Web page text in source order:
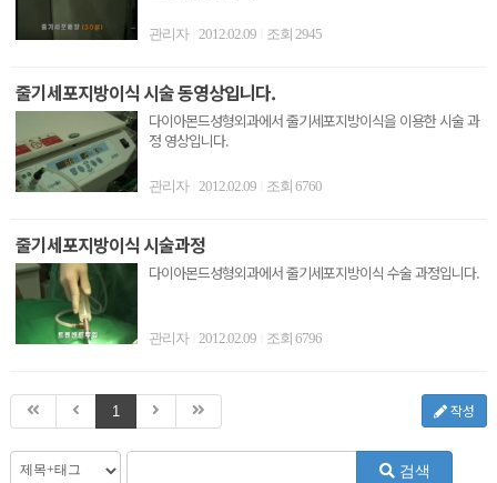
관리자 2012.02.09 조회 2945
줄기세포지방이식 시술 동영상입니다.
다이아몬드성형외과에서 줄기세포지방이식을 이용한 시술 과
정 영상입니다.
관리자 2012.02.09 조회 6760
줄기세포지방이식 시술과정
다이아몬드성형외과에서 줄기세포지방이식 수술 과정입니다.
관리자 2012.02.09 조회 6796
1 작성
검색